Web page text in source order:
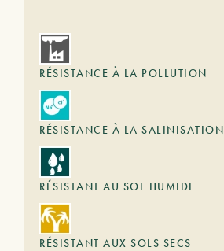
RÉSISTANCE À LA POLLUTION
RÉSISTANCE À LA SALINISATION
RÉSISTANT AU SOL HUMIDE
RÉSISTANT AUX SOLS SECS